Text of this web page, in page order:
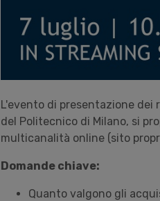
L'evento di presentazione dei
del Politecnico di Milano, si
multicanalità online (sito
Domande chiave:
Quanto valgono gli